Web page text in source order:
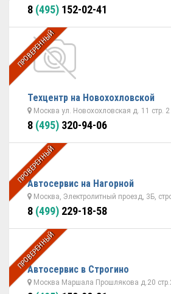
8 (495) 152-02-41
ПРОВЕРЕННЫЙ
Техцентр на Новохохловской
Москва ул. Новохохловская д. 11 стр. 2
8 (495) 320-94-06
ПРОВЕРЕННЫЙ
Автосервис на Нагорной
Москва, Электролитный проезд, 3Б,
8 (499) 229-18-58
ПРОВЕРЕННЫЙ
Автосервис в Строгино
Москва Маршала Прошлякова д.20